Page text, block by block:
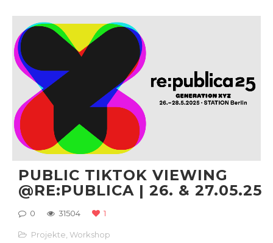
PUBLIC TIKTOK VIEWING
@RE:PUBLICA | 26. & 27.05.25
0 31504 1
Projekte ,Workshop